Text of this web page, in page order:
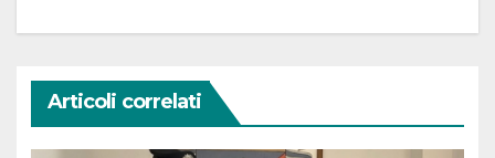
Articoli correlati